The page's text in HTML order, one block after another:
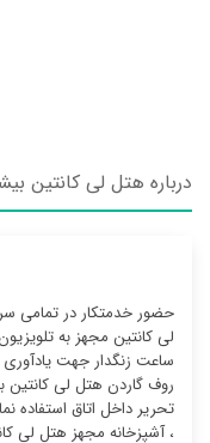
درباره هتل لی کانتین
حضور خدمتکار در تمامی
لی کانتین مجهز به
ساعت زنگدار جهت یادآوری
روف گاردن هتل لی کانتین
تحریر داخل اتاق استفاده
، آشپزخانه مجهز هتل لی